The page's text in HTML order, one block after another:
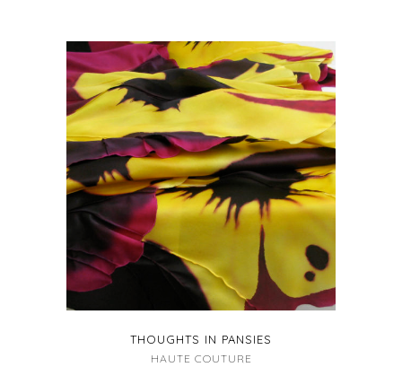
+
THOUGHTS IN PANSIES
HAUTE COUTURE